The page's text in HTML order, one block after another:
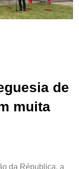
de
muita
da Républica, a